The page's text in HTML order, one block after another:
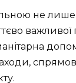
не лише